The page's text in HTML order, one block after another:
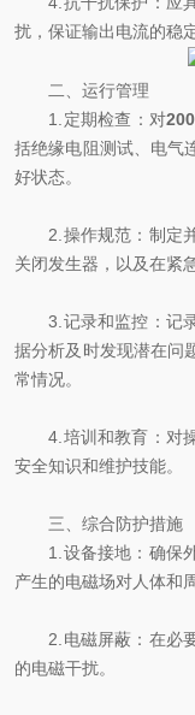
扰，保证输出电流的稳定
二、运行管理
1.定期检查：对
括绝缘电阻测试、电气
好状态。
2.操作规范：制定并
关闭发生器，以及在紧
3.记录和监控：记录
据分析及时发现潜在问
常情况。
4.培训和教育：对操
安全知识和维护技能。
三、综合防护措施
1.设备接地：确保外
产生的电磁场对人体和
2.电磁屏蔽：在必要
的电磁干扰。